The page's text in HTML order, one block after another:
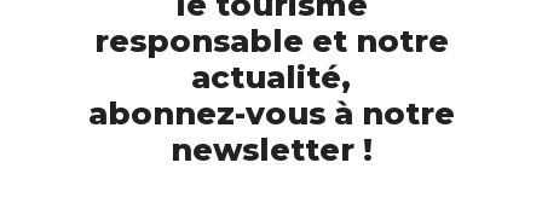
responsable et notre
actualité,
abonnez-vous à notre
newsletter !